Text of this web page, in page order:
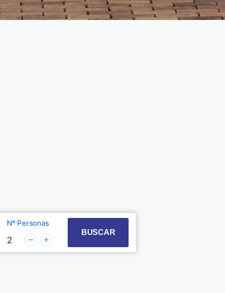
with the calendar and select a date. Press the
to interact with the calendar and select a date.
Nº Personas
2
BUSCAR